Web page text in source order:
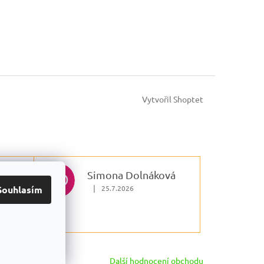
Vytvořil Shoptet
z 5 hvězdiček.
SD Simona Dolnáková
Hodnocení obchodu je 5 z 5 hvězdiček.
| 25.7.2026
Další hodnocení obchodu